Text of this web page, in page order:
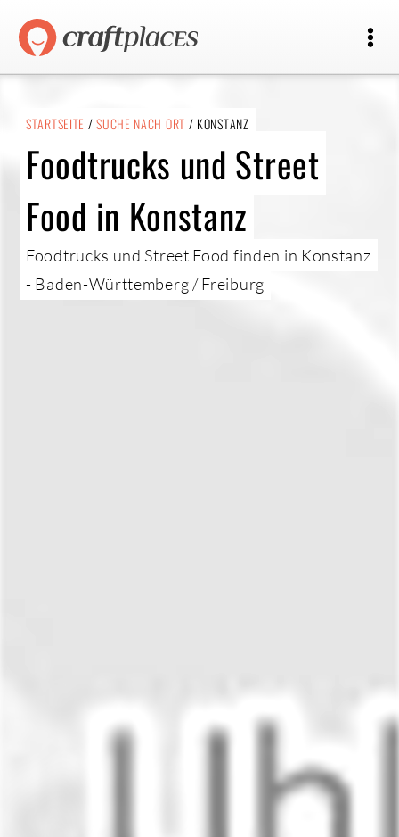
STARTSEITE /SUCHE NACH ORT / KONSTANZ
Foodtrucks und Street
Food in Konstanz
Foodtrucks und Street Food finden in Konstanz
- Baden-Württemberg / Freiburg